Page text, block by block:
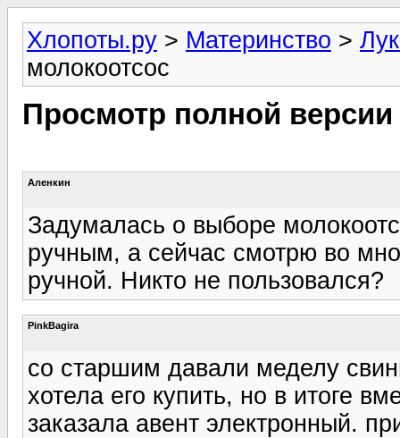
Хлопоты.ру > Материнство >
молокоотсос
Просмотр полной
Аленкин
Задумалась о выборе
ручным, а сейчас смотрю во
ручной. Никто не пользовался?
PinkBagira
со старшим давали меделу
хотела его купить, но в итоге
заказала авент электронный.